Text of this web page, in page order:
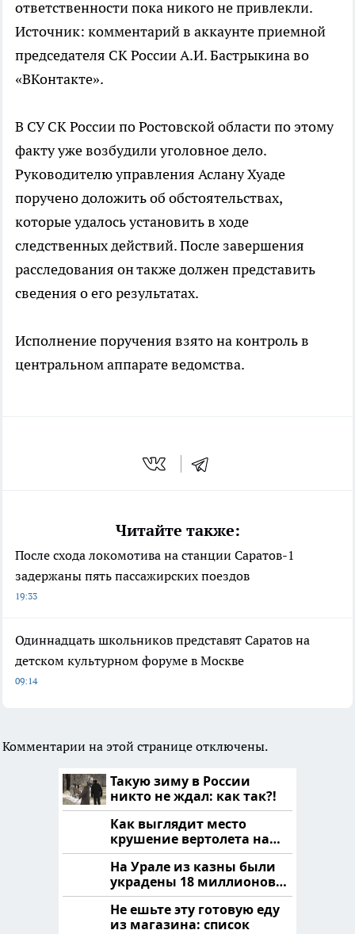
ответственности пока никого не привлекли.
Источник: комментарий в аккаунте приемной
председателя СК России А.И. Бастрыкина во
«ВКонтакте».
В СУ СК России по Ростовской области по этому
факту уже возбудили уголовное дело.
Руководителю управления Аслану Хуаде
поручено доложить об обстоятельствах,
которые удалось установить в ходе
следственных действий. После завершения
расследования он также должен представить
сведения о его результатах.
Исполнение поручения взято на контроль в
центральном аппарате ведомства.
Читайте также:
После схода локомотива на станции Саратов-1
задержаны пять пассажирских поездов
19:33
Одиннадцать школьников представят Саратов на
детском культурном форуме в Москве
09:14
Комментарии на этой странице отключены.
Такую зиму в России
никто не ждал: как так?!
Как выглядит место
крушение вертолета на
Кавказе: смотреть
На Урале из казны были
украдены 18 миллионов
рублей
Не ешьте эту готовую еду
из магазина: список